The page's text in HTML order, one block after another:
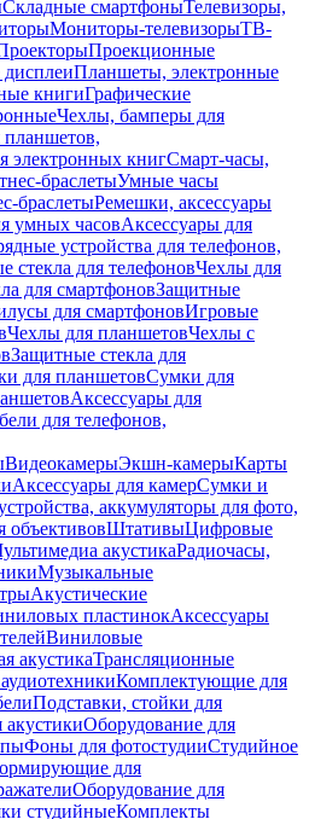
Складные смартфоныТелевизоры,
Мониторы-телевизорыТВ-
Проекционные
Планшеты, электронные
книгиГрафические
Чехлы, бамперы для
планшетов,
электронных книгСмарт-часы,
браслетыУмные часы
браслетыРемешки, аксессуары
умных часовАксессуары для
устройства для телефонов,
стекла для телефоновЧехлы для
для смартфоновЗащитные
для смартфоновИгровые
Чехлы для планшетовЧехлы с
Защитные стекла для
для планшетовСумки для
Аксессуары для
для телефонов,
ВидеокамерыЭкшн-камерыКарты
Аксессуары для камерСумки и
аккумуляторы для фото,
объективовШтативыЦифровые
акустикаРадиочасы,
Музыкальные
Акустические
пластинокАксессуары
Виниловые
акустикаТрансляционные
Комплектующие для
Подставки, стойки для
Оборудование для
Фоны для фотостудииСтудийное
для
Оборудование для
студийныеКомплекты